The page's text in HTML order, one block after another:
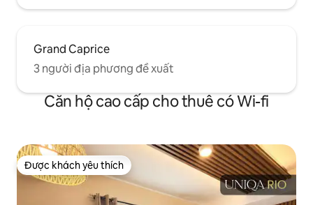
Grand Caprice
3 người địa phương đề xuất
Căn hộ cao cấp cho thuê có Wi-fi
Được khách yêu thích
Được khách yêu thích